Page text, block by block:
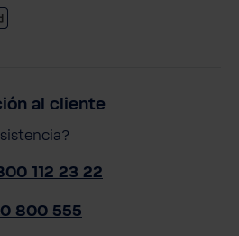
al cliente
112 23 22
800 555